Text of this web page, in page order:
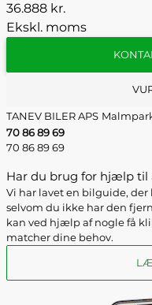
36.888 kr.
Ekskl. moms
TANEV BILER APS
70 86 89 69
70 86 89 69
Har du brug for hjælp til
Vi har lavet en bilguide,
selvom du ikke har den
kan ved hjælp af nogle få
matcher dine behov.